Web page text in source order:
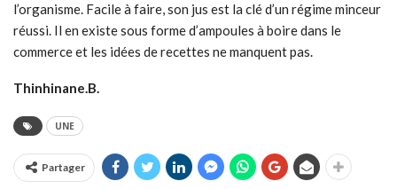
l’organisme. Facile à faire, son jus est la clé d’un régime minceur
réussi. Il en existe sous forme d’ampoules à boire dans le
commerce et les idées de recettes ne manquent pas.
Thinhinane.B.
UNE
Partager